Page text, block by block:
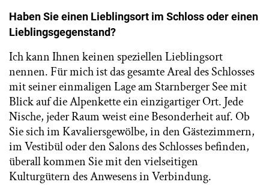
Haben Sie einen Lieblingsort im Schloss oder einen
Lieblingsgegenstand?
Ich kann Ihnen keinen speziellen Lieblingsort
nennen. Für mich ist das gesamte Areal des Schlosses
mit seiner einmaligen Lage am Starnberger See mit
Blick auf die Alpenkette ein einzigartiger Ort. Jede
Nische, jeder Raum weist eine Besonderheit auf. Ob
Sie sich im Kavaliersgewölbe, in den Gästezimmern,
im Vestibül oder den Salons des Schlosses befinden,
überall kommen Sie mit den vielseitigen
Kulturgütern des Anwesens in Verbindung.